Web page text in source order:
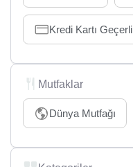
Kredi Kartı Geçerli
Mutfaklar
Dünya Mutfağı